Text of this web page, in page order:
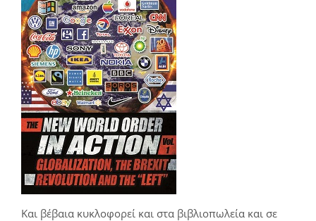
Και βέβαια κυκλοφορεί και στα βιβλιοπωλεία και σε